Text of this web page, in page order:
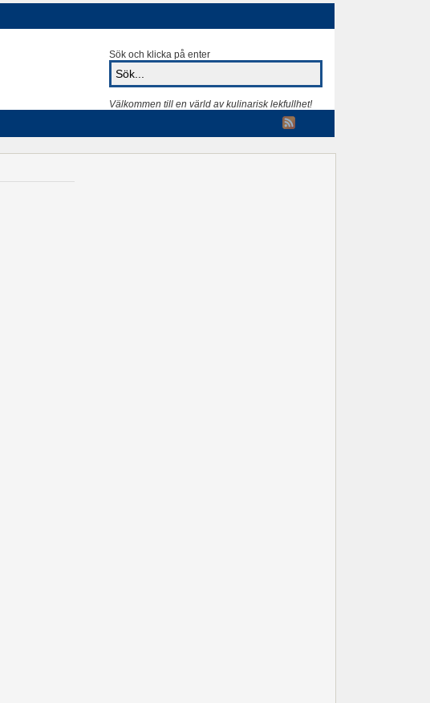
Sök och klicka på enter
Välkommen till en värld av kulinarisk lekfullhet!